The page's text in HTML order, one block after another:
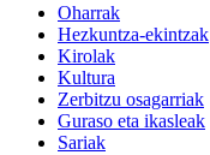
Oharrak
Hezkuntza-ekintzak
Kirolak
Kultura
Zerbitzu osagarriak
Guraso eta ikasleak
Sariak